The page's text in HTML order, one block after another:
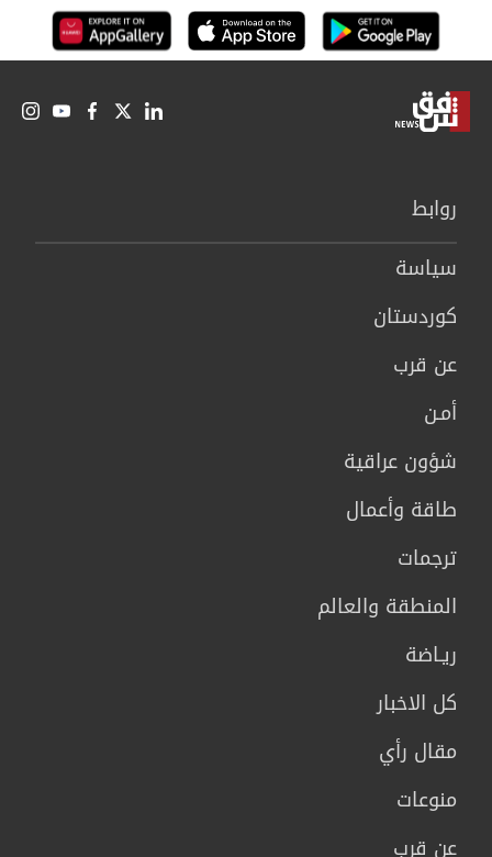
روابط
سیاسة
كوردستان
عن قرب
أمـن
شؤون عراقية
طاقة وأعمال
ترجمات
المنطقة والعالم
ريـاضة
كل الاخبار
مقال رأي
منوعات
عن قرب